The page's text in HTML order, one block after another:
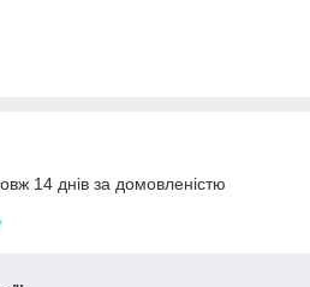
14 днів за домовленістю